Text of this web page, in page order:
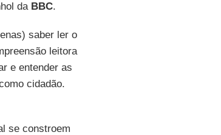
da BBC.
saber ler o
leitora
e entender as
cidadão.
se constroem